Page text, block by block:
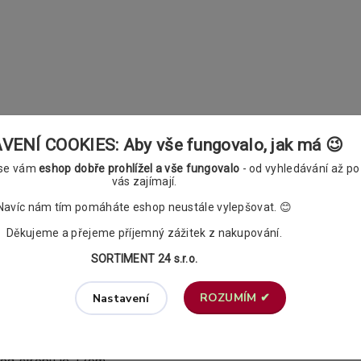
Tato řada vám nabízí mnoho atraktivních koncovek z
překvapí. Garnýže se hodí jak k rustikálním tak také
od zdi dle vlastního uvážení, tzn. že ji můžete zkrátit,
životnost této garnýže.
od stěny je 12,5 a 19,5cm. Konzola se přichycuje do zdi
COOKIES: Aby vše fungovalo, jak má 😉
vámeshop dobře prohlížel a vše fungovalo - od vyhledávání až
vás zajímají.
nám tím pomáháte eshop neustále vylepšovat. 😊
Děkujeme a přejeme příjemný zážitek z nakupování.
SORTIMENT 24 s.r.o.
Nastavení ROZUMÍM ✔